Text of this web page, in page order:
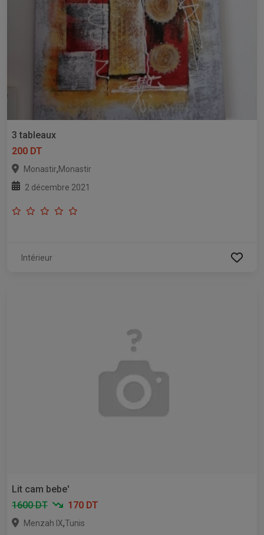
3 tableaux
200 DT
Monastir,Monastir
2 décembre 2021
Intérieur
Lit cam bebe'
1600 DT
170 DT
Menzah IX,Tunis